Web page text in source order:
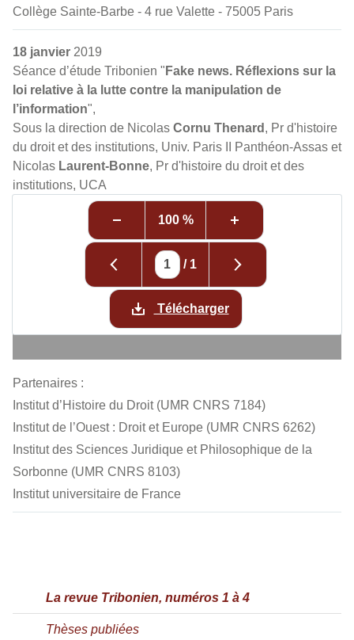
Collège Sainte-Barbe - 4 rue Valette - 75005 Paris
18 janvier 2019
Séance d’étude Tribonien " Fake news. Réflexions sur la
loi relative à la lutte contre la manipulation de
l’information",
Sous la direction de Nicolas Cornu Thenard , Pr d'histoire
du droit et des institutions, Univ. Paris II Panthéon-Assas et
Nicolas Laurent-Bonne, Pr d'histoire du droit et des
institutions, UCA
100 %
/ 1
Télécharger
Partenaires :
Institut d’Histoire du Droit (UMR CNRS 7184)
Institut de l’Ouest : Droit et Europe (UMR CNRS 6262)
Institut des Sciences Juridique et Philosophique de la
Sorbonne (UMR CNRS 8103)
Institut universitaire de France
La revue Tribonien, numéros 1 à 4
Thèses publiées